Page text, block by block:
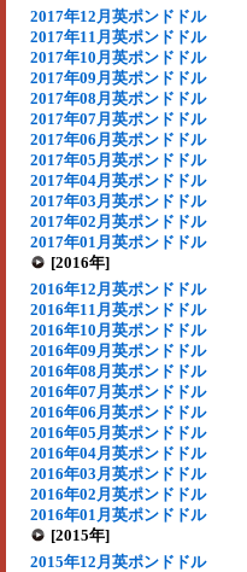
2017年12月英ポンドドル
2017年11月英ポンドドル
2017年10月英ポンドドル
2017年09月英ポンドドル
2017年08月英ポンドドル
2017年07月英ポンドドル
2017年06月英ポンドドル
2017年05月英ポンドドル
2017年04月英ポンドドル
2017年03月英ポンドドル
2017年02月英ポンドドル
2017年01月英ポンドドル
[2016年]
2016年12月英ポンドドル
2016年11月英ポンドドル
2016年10月英ポンドドル
2016年09月英ポンドドル
2016年08月英ポンドドル
2016年07月英ポンドドル
2016年06月英ポンドドル
2016年05月英ポンドドル
2016年04月英ポンドドル
2016年03月英ポンドドル
2016年02月英ポンドドル
2016年01月英ポンドドル
[2015年]
2015年12月英ポンドドル